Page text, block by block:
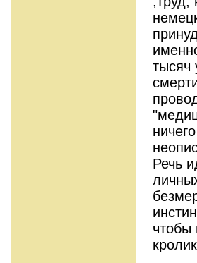
тысяч
Речь
чтобы